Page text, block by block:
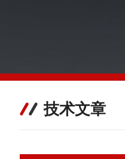
技术文章